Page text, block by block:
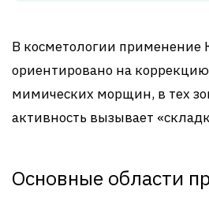
В косметологии применение
ориентировано на
мимических морщин, в тех
активность вызывает
Основные области